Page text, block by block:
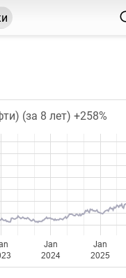
недели или месяца.
подбирается
(за 8 лет) +258%
Jan
2024
Jan
2025